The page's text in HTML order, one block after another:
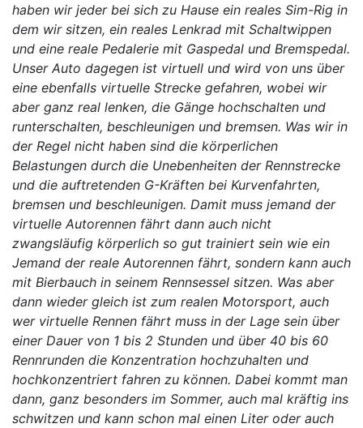
haben wir jeder bei sich zu Hause ein reales Sim-Rig in
dem wir sitzen, ein reales Lenkrad mit Schaltwippen
und eine reale Pedalerie mit Gaspedal und Bremspedal.
Unser Auto dagegen ist virtuell und wird von uns über
eine ebenfalls virtuelle Strecke gefahren, wobei wir
aber ganz real lenken, die Gänge hochschalten und
runterschalten, beschleunigen und bremsen. Was wir in
der Regel nicht haben sind die körperlichen
Belastungen durch die Unebenheiten der Rennstrecke
und die auftretenden G-Kräften bei Kurvenfahrten,
bremsen und beschleunigen. Damit muss jemand der
virtuelle Autorennen fährt dann auch nicht
zwangsläufig körperlich so gut trainiert sein wie ein
Jemand der reale Autorennen fährt, sondern kann auch
mit Bierbauch in seinem Rennsessel sitzen. Was aber
dann wieder gleich ist zum realen Motorsport, auch
wer virtuelle Rennen fährt muss in der Lage sein über
einer Dauer von 1 bis 2 Stunden und über 40 bis 60
Rennrunden die Konzentration hochzuhalten und
hochkonzentriert fahren zu können. Dabei kommt man
dann, ganz besonders im Sommer, auch mal kräftig ins
schwitzen und kann schon mal einen Liter oder auch